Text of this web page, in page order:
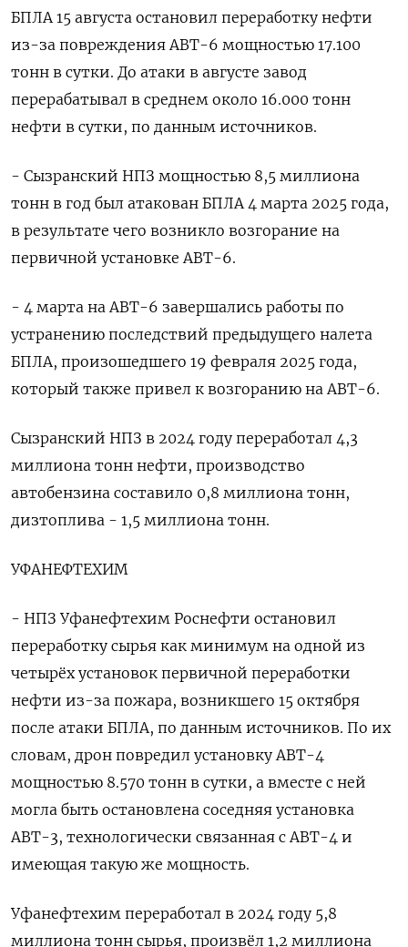
БПЛА 15 августа остановил переработку нефти
из-за повреждения АВТ-6 мощностью 17.100
тонн в сутки. До атаки в августе завод
перерабатывал в среднем около 16.000 тонн
нефти в сутки, по данным источников.
- Сызранский НПЗ мощностью 8,5 миллиона
тонн в год был атакован БПЛА 4 марта 2025 года,
в результате чего возникло возгорание на
первичной установке АВТ-6.
- 4 марта на АВТ-6 завершались работы по
устранению последствий предыдущего налета
БПЛА, произошедшего 19 февраля 2025 ‌года,
который также привел к возгоранию на АВТ-6.
Сызранский НПЗ в 2024 году переработал 4,3
миллиона тонн нефти, производство
автобензина составило 0,8 миллиона тонн,
дизтоплива - 1,5 миллиона тонн.
УФАНЕФТЕХИМ
- НПЗ Уфанефтехим Роснефти остановил
переработку сырья как минимум на одной из
четырёх установок первичной переработки
нефти из-за пожара, возникшего 15 октября
после атаки БПЛА, по данным источников. По их
словам, дрон повредил установку АВТ-4
мощностью 8.570 тонн в сутки, а вместе с ней
могла быть остановлена соседняя установка
АВТ-3, технологически связанная с АВТ-4 и
имеющая такую же мощность.
Уфанефтехим переработал в 2024 году 5,8
миллиона тонн сырья, произвёл 1,2 миллиона